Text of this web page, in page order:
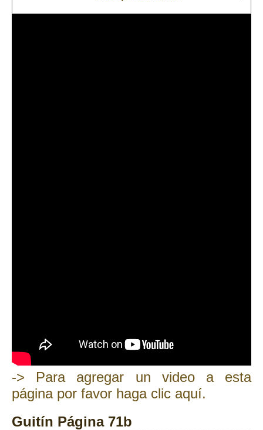
-> Para agregar un video a esta
página por favor haga clic aquí.
Guitín Página 71b